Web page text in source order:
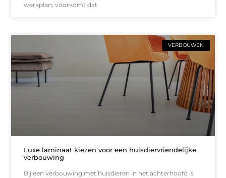
werkplan, voorkomt dat
VERBOUWEN
Luxe laminaat kiezen voor een huisdiervriendelijke
verbouwing
Bij een verbouwing met huisdieren in het achterhoofd is